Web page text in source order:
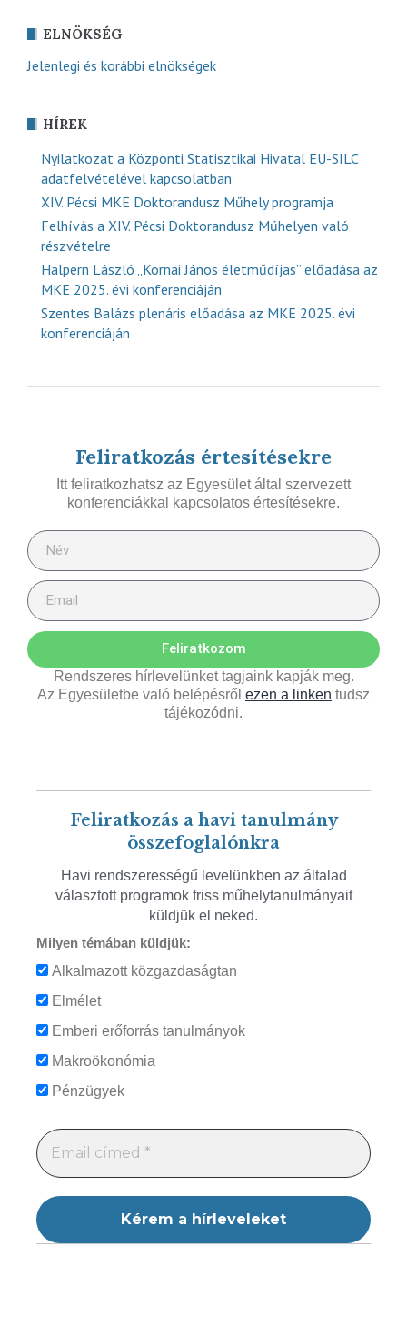
ELNÖKSÉG
Jelenlegi és korábbi elnökségek
HÍREK
Nyilatkozat a Központi Statisztikai Hivatal EU-SILC
adatfelvételével kapcsolatban
XIV. Pécsi MKE Doktorandusz Műhely programja
Felhívás a XIV. Pécsi Doktorandusz Műhelyen való
részvételre
Halpern László „Kornai János életműdíjas” előadása az
MKE 2025. évi konferenciáján
Szentes Balázs plenáris előadása az MKE 2025. évi
konferenciáján
Feliratkozás értesítésekre
Itt feliratkozhatsz az Egyesület által szervezett
konferenciákkal kapcsolatos értesítésekre.
Feliratkozom
Rendszeres hírlevelünket tagjaink kapják meg.
Az Egyesületbe való belépésről ezen a linken tudsz
tájékozódni.
Feliratkozás a havi tanulmány
összefoglalónkra
Havi rendszerességű levelünkben az általad
választott programok friss műhelytanulmányait
küldjük el neked.
Milyen témában küldjük:
Alkalmazott közgazdaságtan
Elmélet
Emberi erőforrás tanulmányok
Makroökonómia
Pénzügyek